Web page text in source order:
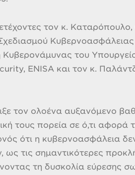
τον κ. Καταρόπουλο,
του
ENISA και τον κ.
τον ολοένα αυξανόμενο
τους πορεία σε ό,τι αφορά
ότι η κυβερνοασφάλεια δεν
τις σημαντικότερες
τη δυσκολία εύρεσης